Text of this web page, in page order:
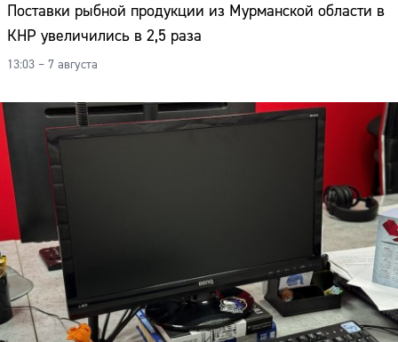
Поставки рыбной продукции из Мурманской области в
КНР увеличились в 2,5 раза
13:03 – 7 августа